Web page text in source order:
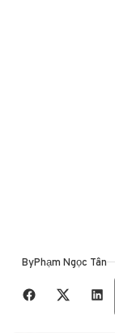
ByPhạm Ngọc Tân
Share with friends